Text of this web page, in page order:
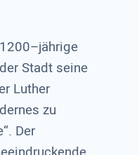
Stadt seine
Luther
zu
Der